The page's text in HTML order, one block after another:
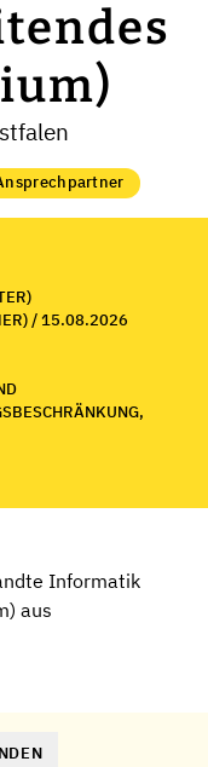
/ 15.08.2026
Informatik
aus